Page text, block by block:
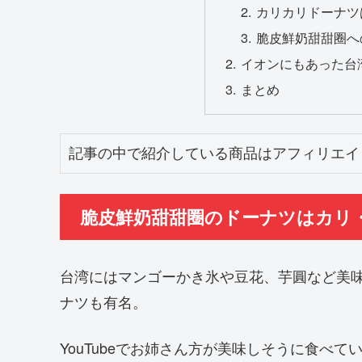
カリカリドーナ
脆皮鮮奶甜甜圈
イオンにもあった
まとめ
記事の中で紹介している商品はアフィリエ
脆皮鮮奶甜甜圈のドーナツはカリ
台湾にはマンゴーかき氷や豆花、芋圓など美
ナツも有名。
YouTubeでお姉さん方が美味しそうに食べて